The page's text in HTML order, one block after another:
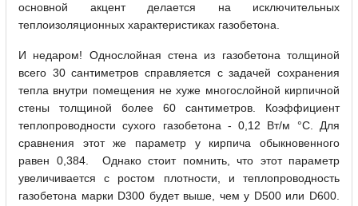
основной акцент делается на исключительных
теплоизоляционных характеристиках газобетона.
И недаром! Однослойная стена из газобетона толщиной
всего 30 сантиметров справляется с задачей сохранения
тепла внутри помещения не хуже многослойной кирпичной
стены толщиной более 60 сантиметров. Коэффициент
теплопроводности сухого газобетона - 0,12 Вт/м °С. Для
сравнения этот же параметр у кирпича обыкновенного
равен 0,384. Однако стоит помнить, что этот параметр
увеличивается с ростом плотности, и теплопроводность
газобетона марки D300 будет выше, чем у D500 или D600.